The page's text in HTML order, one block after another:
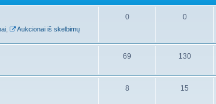
,
Aukcionai iš skelbimų
0 0
69 130
8 15